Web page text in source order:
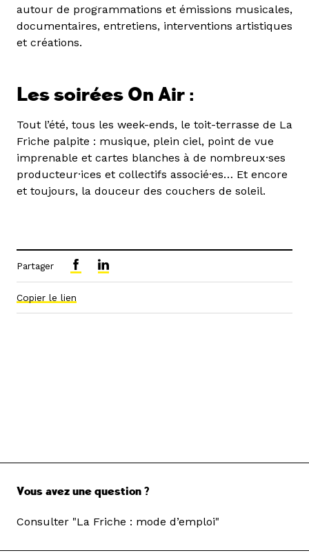
autour de programmations et émissions musicales,
documentaires, entretiens, interventions artistiques
et créations.
Les soirées On Air :
Tout l’été, tous les week-ends, le toit-terrasse de La
Friche palpite : musique, plein ciel, point de vue
imprenable et cartes blanches à de nombreux·ses
producteur·ices et collectifs associé·es… Et encore
et toujours, la douceur des couchers de soleil.
Partager
Copier le lien
Vous avez une question ?
Consulter "La Friche : mode d’emploi"